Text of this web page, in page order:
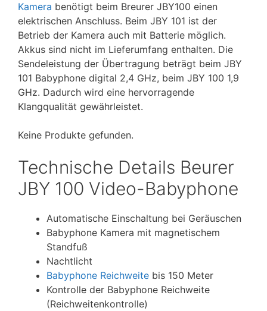
Kamera benötigt beim Breurer JBY100 einen
elektrischen Anschluss. Beim JBY 101 ist der
Betrieb der Kamera auch mit Batterie möglich.
Akkus sind nicht im Lieferumfang enthalten. Die
Sendeleistung der Übertragung beträgt beim JBY
101 Babyphone digital 2,4 GHz, beim JBY 100 1,9
GHz. Dadurch wird eine hervorragende
Klangqualität gewährleistet.
Keine Produkte gefunden.
Technische Details Beurer
JBY 100 Video-Babyphone
Automatische Einschaltung bei Geräuschen
Babyphone Kamera mit magnetischem
Standfuß
Nachtlicht
Babyphone Reichweite bis 150 Meter
Kontrolle der Babyphone Reichweite
(Reichweitenkontrolle)